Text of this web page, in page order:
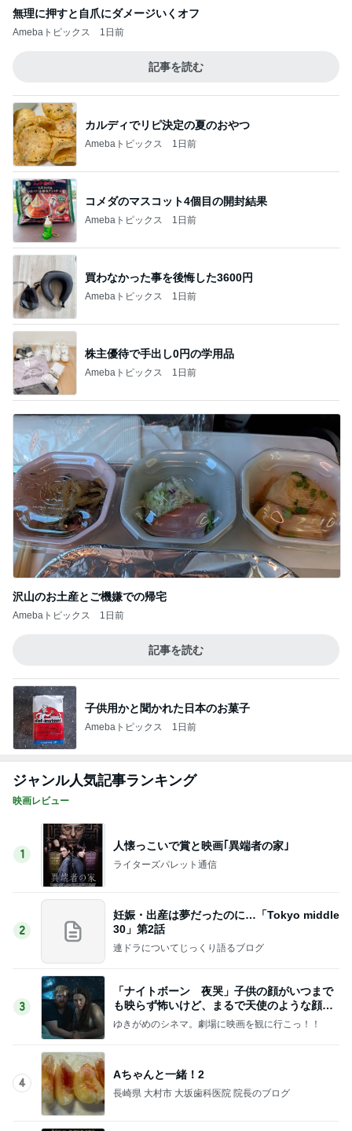
無理に押すと自爪にダメージいくオフ
Amebaトピックス 1日前
記事を読む
カルディでリピ決定の夏のおやつ
Amebaトピックス 1日前
コメダのマスコット4個目の開封結果
Amebaトピックス 1日前
買わなかった事を後悔した3600円
Amebaトピックス 1日前
株主優待で手出し0円の学用品
Amebaトピックス 1日前
沢山のお土産とご機嫌での帰宅
Amebaトピックス 1日前
記事を読む
子供用かと聞かれた日本のお菓子
Amebaトピックス 1日前
ジャンル人気記事ランキング
映画レビュー
1
人懐っこいで賞と映画｢異端者の家｣
ライターズパレット通信
2
妊娠・出産は夢だったのに…「Tokyo middle
30」第2話
連ドラについてじっくり語るブログ
3
「ナイトボーン 夜哭」子供の顔がいつまで
も映らず怖いけど、まるで天使のような顔の
赤ちゃんでした。
ゆきがめのシネマ。劇場に映画を観に行こっ！！
4
Aちゃんと一緒！2
長崎県 大村市 大坂歯科医院 院長のブログ